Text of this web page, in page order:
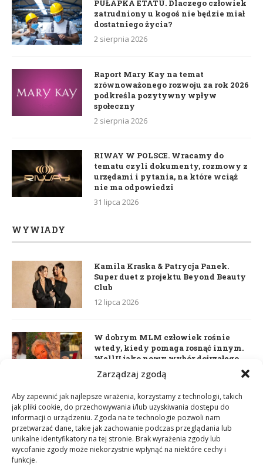
Zarządzaj zgodą
Aby zapewnić jak najlepsze wrażenia, korzystamy z technologii, takich
jak pliki cookie, do przechowywania i/lub uzyskiwania dostępu do
informacji o urządzeniu. Zgoda na te technologie pozwoli nam
przetwarzać dane, takie jak zachowanie podczas przeglądania lub
unikalne identyfikatory na tej stronie. Brak wyrażenia zgody lub
wycofanie zgody może niekorzystnie wpłynąć na niektóre cechy i
funkcje.
PUŁAPKA ETATU. Dlaczego człowiek
zatrudniony u kogoś nie będzie miał
dostatniego życia?
2 sierpnia 2026
Raport Mary Kay na temat
zrównoważonego rozwoju za rok 2026
podkreśla pozytywny wpływ
społeczny
2 sierpnia 2026
RIWAY W POLSCE. Wracamy do
tematu czyli dokumenty, rozmowy z
urzędami i pytania, na które wciąż
nie ma odpowiedzi
31 lipca 2026
WYWIADY
Kamila Kraska & Patrycja Panek.
Super duet z projektu Beyond Beauty
Club
12 lipca 2026
W dobrym MLM człowiek rośnie
wtedy, kiedy pomaga rosnąć innym.
WellU jako nowy wybór dojrzałego
lidera
Daria Dudzik. Kocham Cię
17 kwietnia 2026